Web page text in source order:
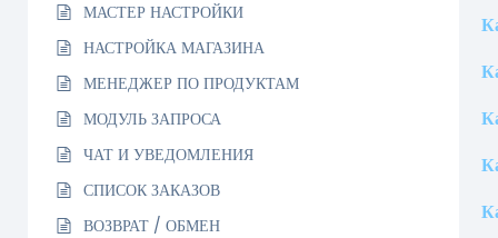
МАСТЕР НАСТРОЙКИ
НАСТРОЙКА МАГАЗИНА
МЕНЕДЖЕР ПО ПРОДУКТАМ
МОДУЛЬ ЗАПРОСА
ЧАТ И УВЕДОМЛЕНИЯ
СПИСОК ЗАКАЗОВ
ВОЗВРАТ / ОБМЕН